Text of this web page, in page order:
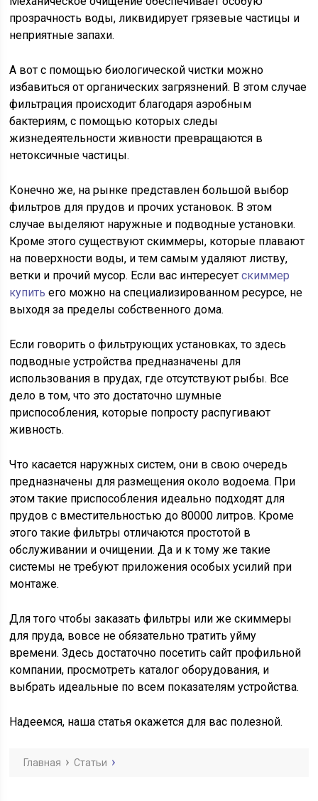
прозрачность воды, ликвидирует грязевые частицы и
неприятные запахи.
А вот с помощью биологической чистки можно
избавиться от органических загрязнений. В этом случае
фильтрация происходит благодаря аэробным
бактериям, с помощью которых следы
жизнедеятельности живности превращаются в
нетоксичные частицы.
Конечно же, на рынке представлен большой выбор
фильтров для прудов и прочих установок. В этом
случае выделяют наружные и подводные установки.
Кроме этого существуют скиммеры, которые плавают
на поверхности воды, и тем самым удаляют листву,
ветки и прочий мусор. Если вас интересуетскиммер
купить его можно на специализированном ресурсе, не
выходя за пределы собственного дома.
Если говорить о фильтрующих установках, то здесь
подводные устройства предназначены для
использования в прудах, где отсутствуют рыбы. Все
дело в том, что это достаточно шумные
приспособления, которые попросту распугивают
живность.
Что касается наружных систем, они в свою очередь
предназначены для размещения около водоема. При
этом такие приспособления идеально подходят для
прудов с вместительностью до 80000 литров. Кроме
этого такие фильтры отличаются простотой в
обслуживании и очищении. Да и к тому же такие
системы не требуют приложения особых усилий при
монтаже.
Для того чтобы заказать фильтры или же скиммеры
для пруда, вовсе не обязательно тратить уйму
времени. Здесь достаточно посетить сайт профильной
компании, просмотреть каталог оборудования, и
выбрать идеальные по всем показателям устройства.
Надеемся, наша статья окажется для вас полезной.
Главная Статьи